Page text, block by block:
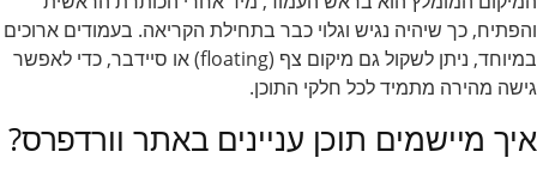
והפתיח, כך שיהיה נגיש וגלוי כבר בתחילת הקריאה. בעמודים ארוכים
במיוחד, ניתן לשקול גם מיקום צף (floating) או סיידבר, כדי לאפשר
גישה מהירה מתמיד לכל חלקי התוכן.
איך מיישמים תוכן עניינים באתר וורדפרס?